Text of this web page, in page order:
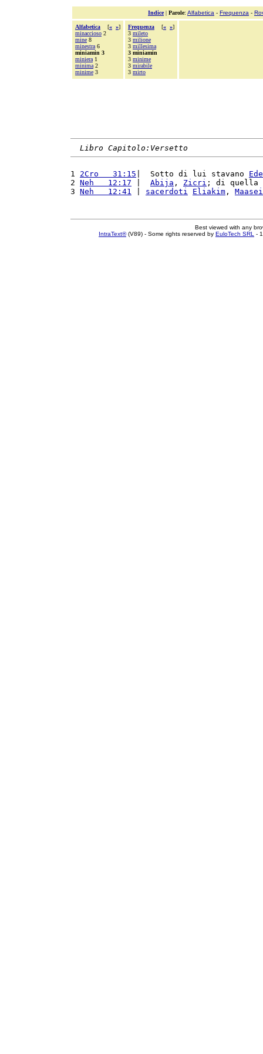
Indice| Parole: Alfabetica - Frequenza -
Alfabetica [« »]
minaccioso 2
mine 8
minestra 6
miniamin 3
miniera 1
minima 2
minime 3
Frequenza [« »]
3 mileto
3 milione
3 millesima
3 miniamin
3 minime
3 mirabile
3 mirto
Libro Capitolo:Versetto
1 2Cro   31:15 |  Sotto di lui stavano
2 Neh   12:17 Abija , Zicri ; di
3 Neh   12:41 sacerdoti Eliakim ,
Best viewed with any
IntraText®(V89) - Some rights reserved by EuloTech SRL -